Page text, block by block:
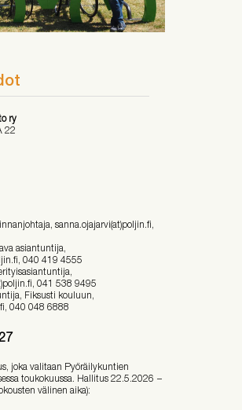
ry
22
sanna.ojajarvi(at)poljin.fi,
asiantuntija,
040 419 4555
041 538 9495
Fiksusti kouluun,
040 048 6888
joka valitaan Pyöräilykuntien
toukokuussa. Hallitus 22.5.2026 −
välinen aika):